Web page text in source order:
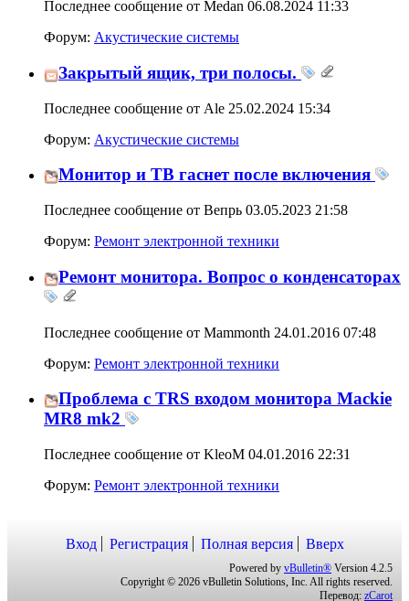
Последнее сообщение от Medan 06.08.2024 11:33
Форум: Акустические системы
Закрытый ящик, три полосы.
Последнее сообщение от Ale 25.02.2024 15:34
Форум: Акустические системы
Монитор и ТВ гаснет после включения
Последнее сообщение от Вепрь 03.05.2023 21:58
Форум: Ремонт электронной техники
Ремонт монитора. Вопрос о конденсаторах
Последнее сообщение от Mammonth 24.01.2016 07:48
Форум: Ремонт электронной техники
Проблема с TRS входом монитора Mackie
MR8 mk2
Последнее сообщение от KleoM 04.01.2016 22:31
Форум: Ремонт электронной техники
Вход Регистрация Полная версия Вверх
Powered by vBulletin® Version 4.2.5
Copyright © 2026 vBulletin Solutions, Inc. All rights reserved.
Перевод: zCarot